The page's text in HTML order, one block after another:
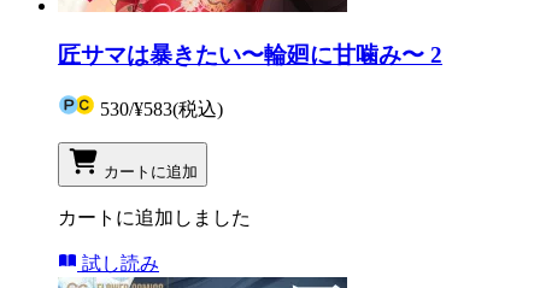
匠サマは暴きたい〜輪廻に甘噛み〜 2
530/¥583(税込)
カートに追加
カートに追加しました
試し読み